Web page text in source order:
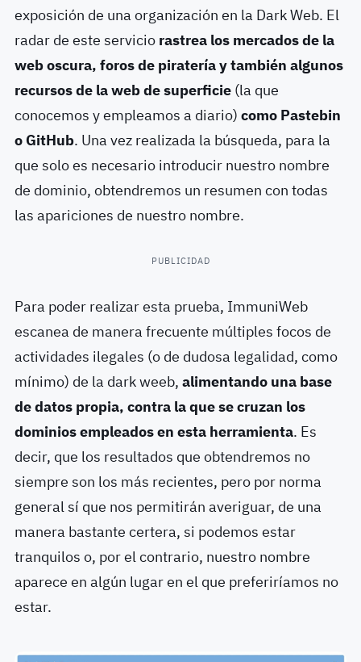
exposición de una organización en la Dark Web. El
radar de este servicio rastrea los mercados de la
web oscura, foros de piratería y también algunos
recursos de la web de superficie(la que
conocemos y empleamos a diario) como Pastebin
o GitHub. Una vez realizada la búsqueda, para la
que solo es necesario introducir nuestro nombre
de dominio, obtendremos un resumen con todas
las apariciones de nuestro nombre.
PUBLICIDAD
Para poder realizar esta prueba, ImmuniWeb
escanea de manera frecuente múltiples focos de
actividades ilegales (o de dudosa legalidad, como
mínimo) de la dark weeb, alimentando una base
de datos propia, contra la que se cruzan los
dominios empleados en esta herramienta. Es
decir, que los resultados que obtendremos no
siempre son los más recientes, pero por norma
general sí que nos permitirán averiguar, de una
manera bastante certera, si podemos estar
tranquilos o, por el contrario, nuestro nombre
aparece en algún lugar en el que preferiríamos no
estar.